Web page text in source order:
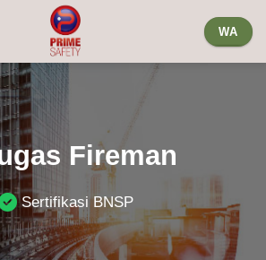
WA
Fireman
Sertifikasi BNSP